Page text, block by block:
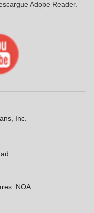
Adobe Reader.
Inc.
NOA